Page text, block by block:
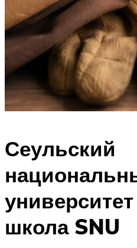
Сеульский
школа SNU